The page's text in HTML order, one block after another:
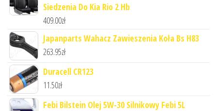
Siedzenia Do Kia Rio 2 Hb
409.00zł
Japanparts Wahacz Zawieszenia Koła Bs H83
263.95zł
Duracell CR123
11.50zł
Febi Bilstein Olej 5W-30 Silnikowy Febi 5L